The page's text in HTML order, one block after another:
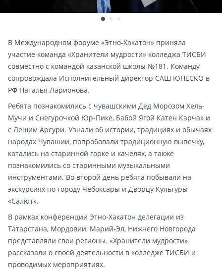
В Международном форуме «Этно-Хакатон» приняла
участие команда «Хранители мудрости» колледжа ТИСБИ
совместно с командой казанской школы №181. Команду
сопровождала Исполнительный директор САШ ЮНЕСКО в
РФ Наталья Ларионова.
Ребята познакомились с чувашскими Дед Морозом Хель-
Мучи и Снегурочкой Юр-Пике, Бабой Ягой Катен Карчак и
с Лешим Арсури. Узнали об истории, традициях и обычаях
народах Чувашии, попробовали традиционную выпечку,
катались на старинной горке и качелях, а также
познакомились со старинными музыкальными
инструментами. Во второй день ребята побывали на
экскурсиях по городу Чебоксары и Дворцу Культуры
«Салют».
В рамках конференции Этно-Хакатон делегации из
Татарстана, Мордовии, Марий-Эл, Нижнего Новгорода
представляли свои регионы. «Хранители мудрости»
рассказали о своей деятельности в колледже ТИСБИ и
проводимых мероприятиях.